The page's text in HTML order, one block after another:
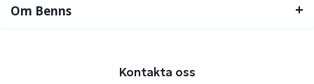
Om Benns
Kontakta oss